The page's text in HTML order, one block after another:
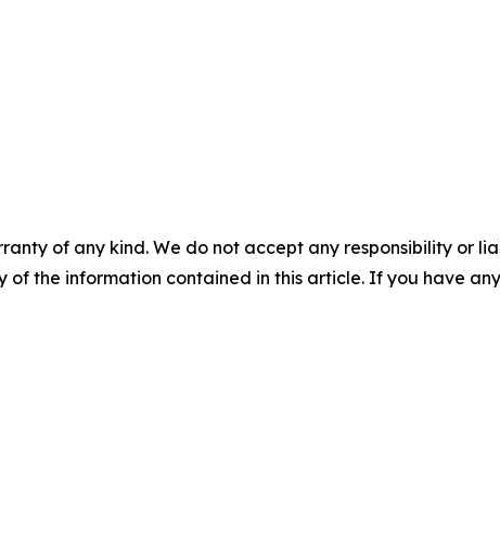
of any kind. We do not accept any responsibility or
of the information contained in this article. If you have